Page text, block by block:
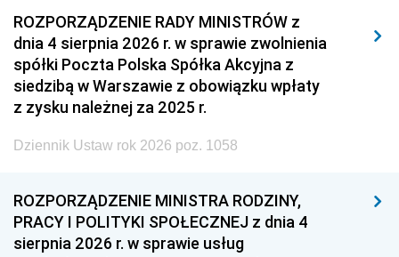
2011 2010 2009
2008 2007 2006
2005 2004 2003
2002 2001
1999 1998
1993 1992 1991
1990 1989
ROZPORZĄDZENIE RADY MINISTRÓW z
dnia 4 sierpnia 2026 r. w sprawie zwolnienia
spółki Poczta Polska Spółka Akcyjna z
siedzibą w Warszawie z obowiązku wpłaty
z zysku należnej za 2025 r.
Dziennik Ustaw rok 2026 poz. 1058
ROZPORZĄDZENIE MINISTRA RODZINY,
PRACY I POLITYKI SPOŁECZNEJ z dnia 4
sierpnia 2026 r. w sprawie usług